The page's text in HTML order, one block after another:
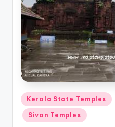
Posted
in
Kerala State Temples
Sivan Temples